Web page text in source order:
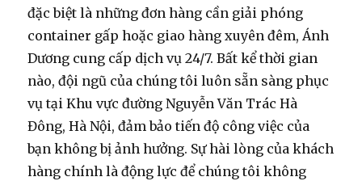
đặc biệt là những đơn hàng cần giải phóng
container gấp hoặc giao hàng xuyên đêm, Ánh
Dương cung cấp dịch vụ 24/7. Bất kể thời gian
nào, đội ngũ của chúng tôi luôn sẵn sàng phục
vụ tại Khu vực đường Nguyễn Văn Trác Hà
Đông, Hà Nội, đảm bảo tiến độ công việc của
bạn không bị ảnh hưởng. Sự hài lòng của khách
hàng chính là động lực để chúng tôi không